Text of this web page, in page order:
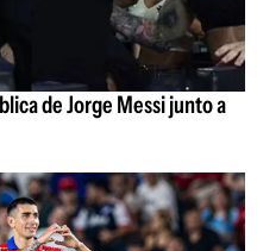
de Jorge Messi junto a